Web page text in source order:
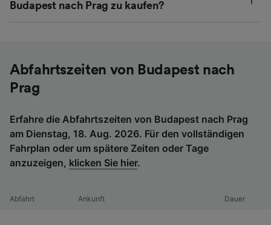
Budapest nach Prag zu kaufen?
Abfahrtszeiten von Budapest nach
Prag
Erfahre die Abfahrtszeiten von Budapest nach Prag
am Dienstag, 18. Aug. 2026. Für den vollständigen
Fahrplan oder um spätere Zeiten oder Tage
anzuzeigen, klicken Sie hier.
Abfahrt Ankunft Dauer